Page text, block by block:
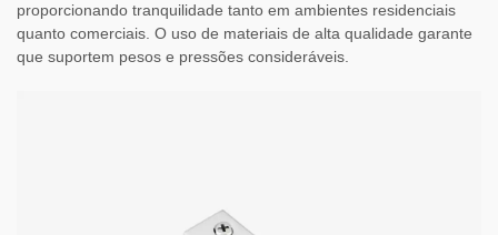
proporcionando tranquilidade tanto em ambientes residenciais
quanto comerciais. O uso de materiais de alta qualidade garante
que suportem pesos e pressões consideráveis.